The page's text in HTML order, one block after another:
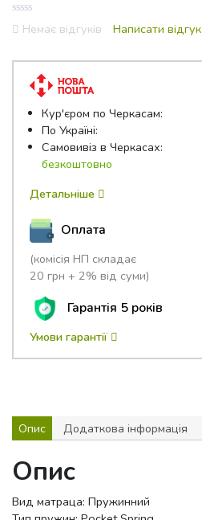
кількість
0
out
5
Немає відгуків Написати відгук
Кур'єром по Черкасам:
По Україні:
Самовивіз в Черкасах:
безкоштовно
Детальніше
Оплата
(комісія НП складає
20 грн + 2% від суми)
Гарантія 5 років
Умови гарантії
Опис Додаткова інформація
Опис
Вид матраца: Пружинний